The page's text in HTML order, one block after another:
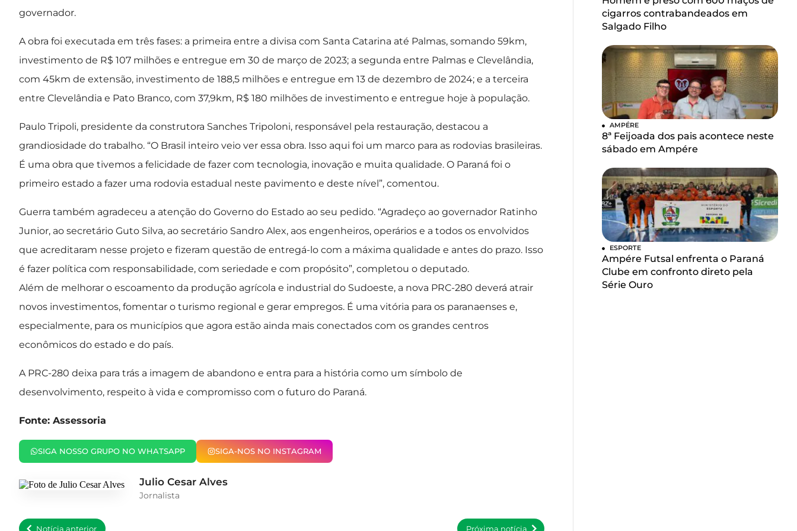
governador.
A obra foi executada em três fases: a primeira entre a divisa com Santa Catarina até Palmas, somando 59km,
investimento de R$ 107 milhões e entregue em 30 de março de 2023; a segunda entre Palmas e Clevelândia,
com 45km de extensão, investimento de 188,5 milhões e entregue em 13 de dezembro de 2024; e a terceira
entre Clevelândia e Pato Branco, com 37,9km, R$ 180 milhões de investimento e entregue hoje à população.
Paulo Tripoli, presidente da construtora Sanches Tripoloni, responsável pela restauração, destacou a
grandiosidade do trabalho. “O Brasil inteiro veio ver essa obra. Isso aqui foi um marco para as rodovias brasileiras.
É uma obra que tivemos a felicidade de fazer com tecnologia, inovação e muita qualidade. O Paraná foi o
primeiro estado a fazer uma rodovia estadual neste pavimento e deste nível”, comentou.
Guerra também agradeceu a atenção do Governo do Estado ao seu pedido. “Agradeço ao governador Ratinho
Junior, ao secretário Guto Silva, ao secretário Sandro Alex, aos engenheiros, operários e a todos os envolvidos
que acreditaram nesse projeto e fizeram questão de entregá-lo com a máxima qualidade e antes do prazo. Isso
é fazer política com responsabilidade, com seriedade e com propósito”, completou o deputado.
Além de melhorar o escoamento da produção agrícola e industrial do Sudoeste, a nova PRC-280 deverá atrair
novos investimentos, fomentar o turismo regional e gerar empregos. É uma vitória para os paranaenses e,
especialmente, para os municípios que agora estão ainda mais conectados com os grandes centros
econômicos do estado e do país.
A PRC-280 deixa para trás a imagem de abandono e entra para a história como um símbolo de
desenvolvimento, respeito à vida e compromisso com o futuro do Paraná.
Fonte: Assessoria
SIGA NOSSO GRUPO NO WHATSAPP SIGA-NOS NO INSTAGRAM
Julio Cesar Alves
Jornalista
Notícia anterior Próxima notícia
cigarros contrabandeados em
Salgado Filho
AMPÉRE
8ª Feijoada dos pais acontece neste
sábado em Ampére
ESPORTE
Ampére Futsal enfrenta o Paraná
Clube em confronto direto pela
Série Ouro